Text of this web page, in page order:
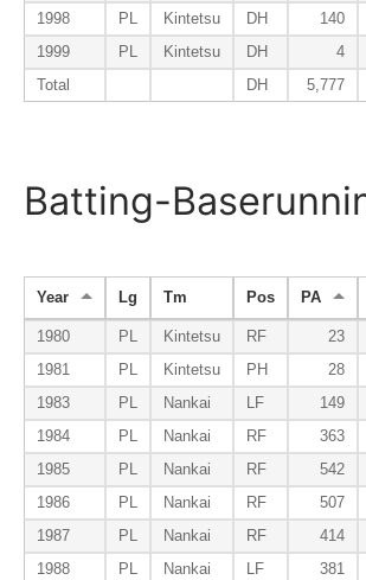
1998
PL Kintetsu DH 140
1999
PL Kintetsu DH 4
Total
DH 5,777
Batting-
Year Lg Tm Pos PA
1980 PL Kintetsu RF 23
1981
PL Kintetsu PH 28
1983
PL Nankai LF 149
1984
PL Nankai RF 363
1985
PL Nankai RF 542
1986
PL Nankai RF 507
1987
PL Nankai RF 414
1988
PL Nankai LF 381